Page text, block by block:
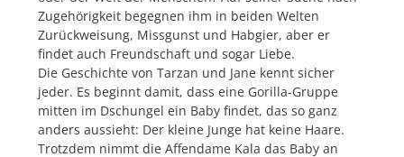
Zugehörigkeit begegnen ihm in beiden Welten
Zurückweisung, Missgunst und Habgier, aber er
findet auch Freundschaft und sogar Liebe.
Die Geschichte von Tarzan und Jane kennt sicher
jeder. Es beginnt damit, dass eine Gorilla-Gruppe
mitten im Dschungel ein Baby findet, das so ganz
anders aussieht: Der kleine Junge hat keine Haare.
Trotzdem nimmt die Affendame Kala das Baby an